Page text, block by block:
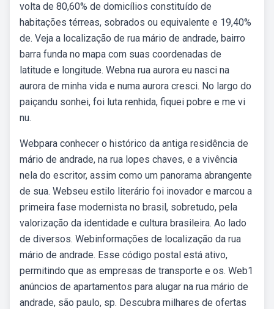
volta de 80,60% de domicílios constituído de
habitações térreas, sobrados ou equivalente e 19,40%
de. Veja a localização de rua mário de andrade, bairro
barra funda no mapa com suas coordenadas de
latitude e longitude. Webna rua aurora eu nasci na
aurora de minha vida e numa aurora cresci. No largo do
paiçandu sonhei, foi luta renhida, fiquei pobre e me vi
nu.
Webpara conhecer o histórico da antiga residência de
mário de andrade, na rua lopes chaves, e a vivência
nela do escritor, assim como um panorama abrangente
de sua. Webseu estilo literário foi inovador e marcou a
primeira fase modernista no brasil, sobretudo, pela
valorização da identidade e cultura brasileira. Ao lado
de diversos. Webinformações de localização da rua
mário de andrade. Esse código postal está ativo,
permitindo que as empresas de transporte e os. Web1
anúncios de apartamentos para alugar na rua mário de
andrade, são paulo, sp. Descubra milhares de ofertas